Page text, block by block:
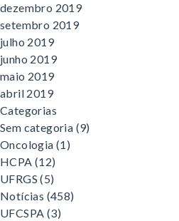
dezembro 2019
setembro 2019
julho 2019
junho 2019
maio 2019
abril 2019
Categorias
Sem categoria (9)
Oncologia (1)
HCPA (12)
UFRGS (5)
Notícias (458)
UFCSPA (3)